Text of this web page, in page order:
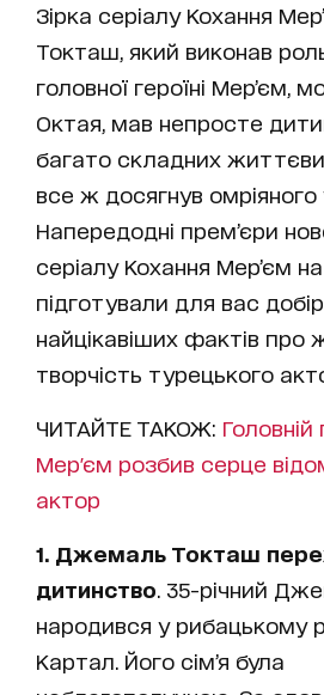
Зірка серіалу Кохання
Токташ, який виконав
головної героїні Мер’єм,
Октая, мав непросте
багато складних
все ж досягнув омріяного
Напередодні прем’єри
серіалу Кохання Мер’єм
підготували для вас
найцікавіших фактів про
творчість турецького
ЧИТАЙТЕ ТАКОЖ: Головній
Мер'єм розбив серце
актор
1. Джемаль Токташ
дитинство . 35-річний
народився у рибацькому
Картал. Його сім’я була